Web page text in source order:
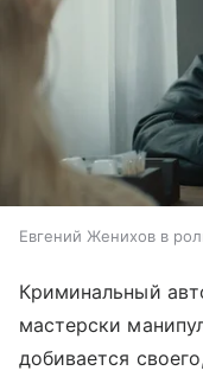
Евгений Женихов в
Криминальный
мастерски
добивается